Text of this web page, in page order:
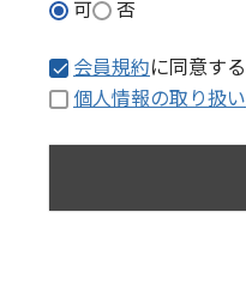
)
可 否
会員規約に同意する
個人情報の取り扱い